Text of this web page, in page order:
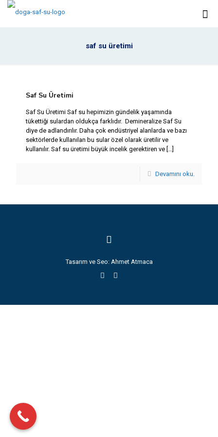
saf su üretimi
Saf Su Üretimi
Saf Su Üretimi Saf su hepimizin gündelik yaşamında
tükettiği sulardan oldukça farklıdır. Demineralize Saf Su
diye de adlandırılır. Daha çok endüstriyel alanlarda ve bazı
sektörlerde kullanılan bu sular özel olarak üretilir ve
kullanılır. Saf su üretimi büyük incelik gerektiren ve […]
Devamını oku.
Tasarım ve Seo: Ahmet Atmaca